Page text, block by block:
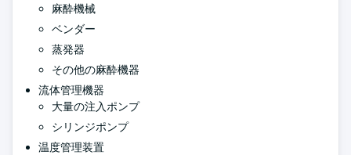
麻酔機械
ベンダー
蒸発器
その他の麻酔機器
流体管理機器
大量の注入ポンプ
シリンジポンプ
温度管理装置